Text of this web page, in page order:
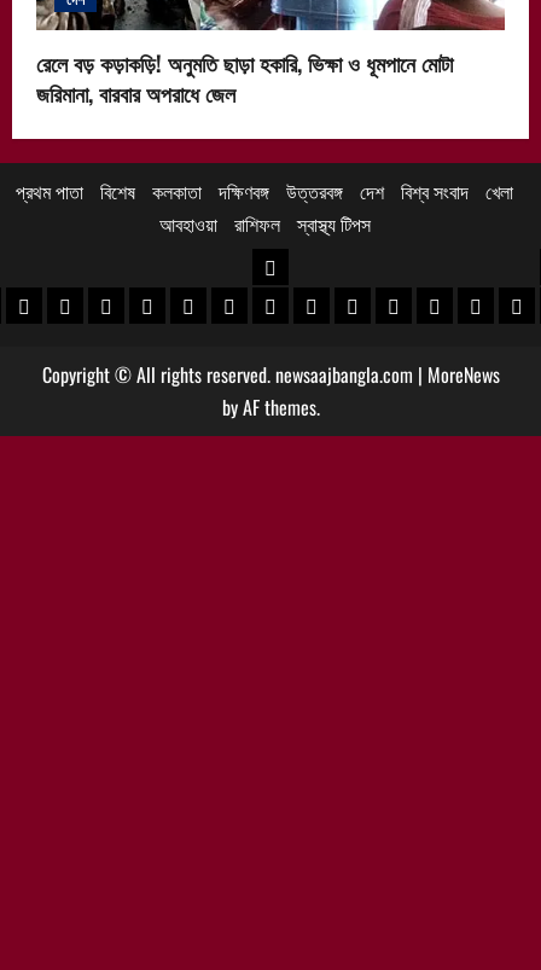
রেলে বড় কড়াকড়ি! অনুমতি ছাড়া হকারি, ভিক্ষা ও ধূমপানে মোটা
জরিমানা, বারবার অপরাধে জেল
প্রথম পাতা বিশেষ কলকাতা দক্ষিণবঙ্গ উত্তরবঙ্গ দেশ বিশ্ব সংবাদ খেলা
আবহাওয়া
রাশিফল স্বাস্থ্য টিপস
খবর
খবর
পুরুলিয়া খবর
বাঁকুড়া খবরপশ্চিম বর্ধমান খবর
পূর্ব বর্ধমান খবর
বীরভূম খবরমুর্শিদাবাদ খবর
উত্তরবঙ্গ
কোচবিহার নিউজ
আলিপুরদুয়ার খবর
জলপাইগুড়ি খবর
শিলিগুড়ি খবর
উত্তরদক্ষিণ
Copyright © All rights reserved. newsaajbangla.com | MoreNews
by AF themes.